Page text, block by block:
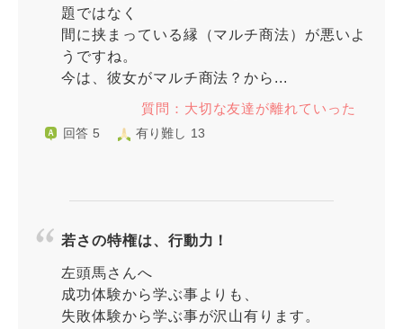
題ではなく
間に挟まっている縁（マルチ商法）が悪いよ
うですね。
今は、彼女がマルチ商法？から...
質問：大切な友達が離れていった
回答 5 有り難し 13
若さの特権は、行動力！
左頭馬さんへ
成功体験から学ぶ事よりも、
失敗体験から学ぶ事が沢山有ります。